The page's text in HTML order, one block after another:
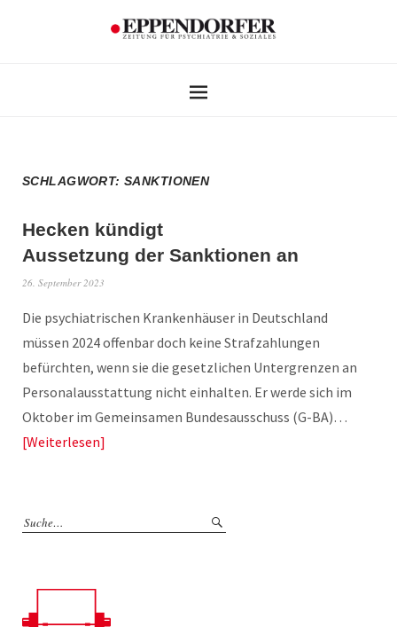
SCHLAGWORT:SANKTIONEN
Hecken kündigt
Aussetzung der Sanktionen an
26. September 2023
Die psychiatrischen Krankenhäuser in Deutschland
müssen 2024 offenbar doch keine Strafzahlungen
befürchten, wenn sie die gesetzlichen Untergrenzen an
Personalausstattung nicht einhalten. Er werde sich im
Oktober im Gemeinsamen Bundesausschuss (G-BA)…
Weiterlesen